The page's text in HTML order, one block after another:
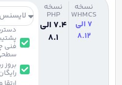
نسخه
WHMCS
7 الی
8.12
نسخه
PHP
7.4 الی
8.1
فنی
بروز